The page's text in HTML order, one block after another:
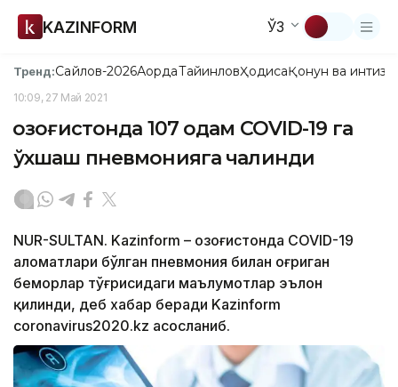
KAZINFORM ЎЗ
Тренд:Сайлов-2026АқордаТайинловҲодисаҚонун ва
10:09, 27 Май 2021
Қозоғистонда 107 одам COVID-19 га
ўхшаш пневмонияга чалинди
NUR-SULTAN. Kazinform – Қозоғистонда COVID-19
аломатлари бўлган пневмония билан оғриган
беморлар тўғрисидаги маълумотлар эълон
қилинди, деб хабар беради Kazinform
coronavirus2020.kz асосланиб.